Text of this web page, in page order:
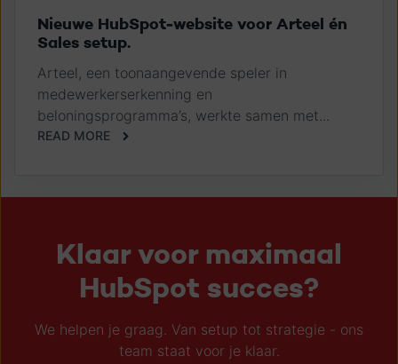
Nieuwe HubSpot-website voor Arteel én
Sales setup.
Arteel, een toonaangevende speler in
medewerkerserkenning en
beloningsprogramma’s, werkte samen met...
READ MORE
Klaar voor maximaal
HubSpot succes?
We helpen je graag. Van setup tot strategie - ons
team staat voor je klaar.